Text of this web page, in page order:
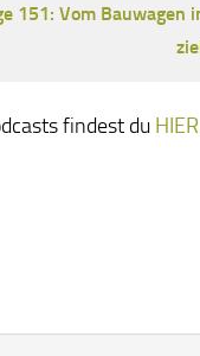
151: Vom Bauwagen
findest du HIER